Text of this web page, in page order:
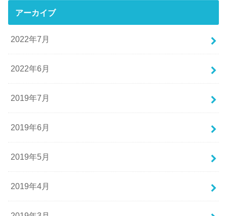
アーカイブ
2022年7月
2022年6月
2019年7月
2019年6月
2019年5月
2019年4月